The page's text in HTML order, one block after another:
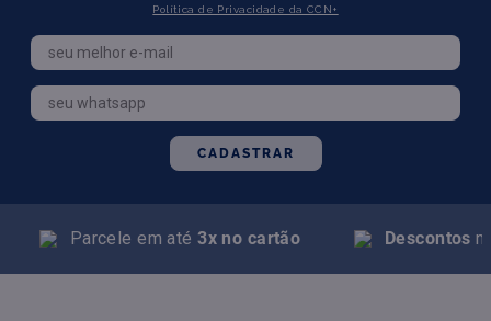
Política de Privacidade da CCN+
CADASTRAR
Parcele em até3x no cartão Descontos